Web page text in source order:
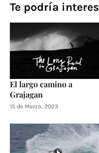
Te podría
El largo camino a
Grajagan
15 de Marzo, 2023